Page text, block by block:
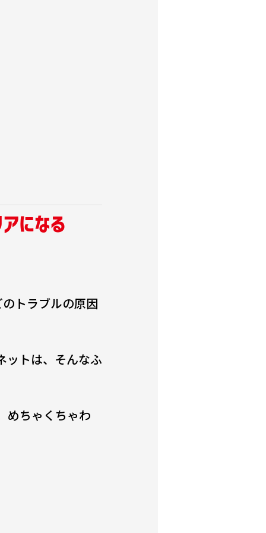
になる
トラブルの原因
ットは、そんなふ
めちゃくちゃわ